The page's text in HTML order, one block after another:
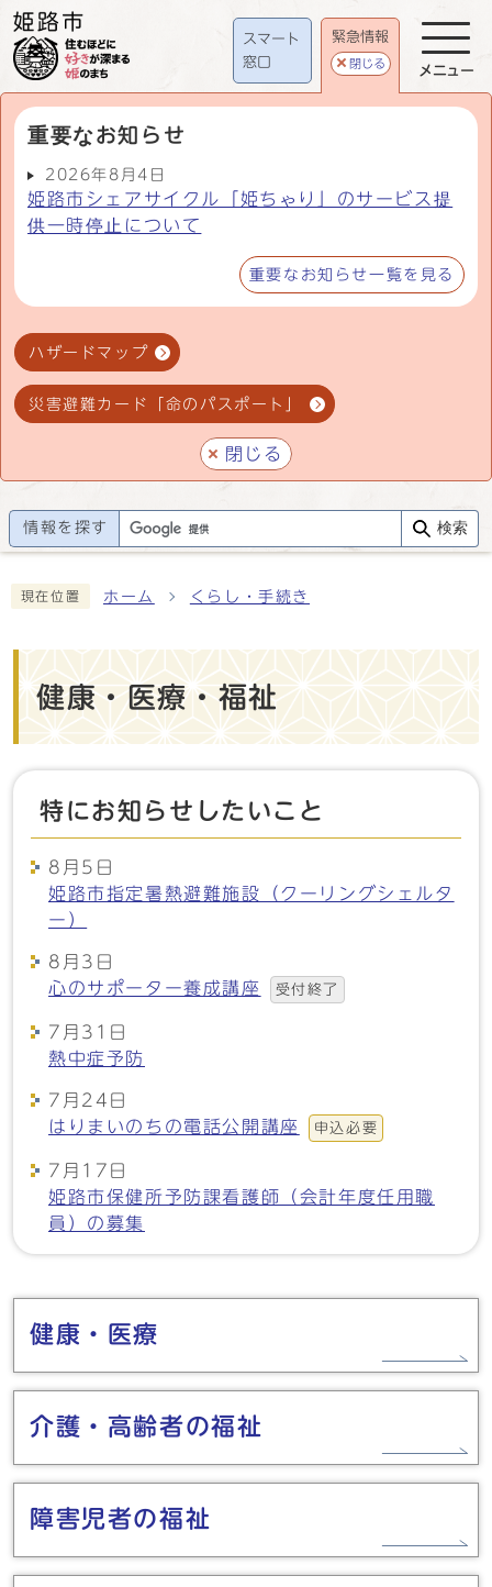
スマート
窓口
緊急情報
閉じる
重要なお知らせ
2026年8月4日
姫路市シェアサイクル「姫ちゃり」のサービス提
供一時停止について
重要なお知らせ一覧を見る
ハザードマップ
災害避難カード「命のパスポート」
閉じる
メニュー
情報を探す 検索
現在位置 ホーム くらし・手続き
健康・医療・福祉
特にお知らせしたいこと
8月5日
姫路市指定暑熱避難施設（クーリングシェルタ
ー）
8月3日
心のサポーター養成講座
受付終了
7月31日
熱中症予防
7月24日
はりまいのちの電話公開講座
申込必要
7月17日
姫路市保健所予防課看護師（会計年度任用職
員）の募集
メインメニュー
健康・医療
介護・高齢者の福祉
障害児者の福祉